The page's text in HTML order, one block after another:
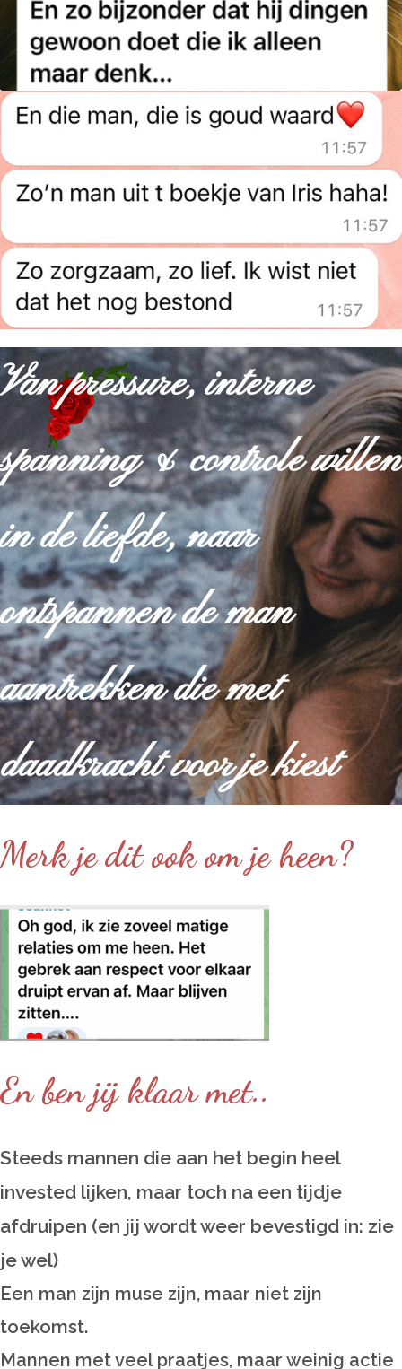
Van pressure, interne
spanning & controle willen
in de liefde, naar
ontspannen de man
aantrekken die met
daadkracht voor je kiest
Merk je dit ook om je heen?
En ben jij klaar met..
Steeds mannen die aan het begin heel
invested lijken, maar toch na een tijdje
afdruipen (en jij wordt weer bevestigd in: zie
je wel)
Een man zijn muse zijn, maar niet zijn
toekomst.
Mannen met veel praatjes, maar weinig actie